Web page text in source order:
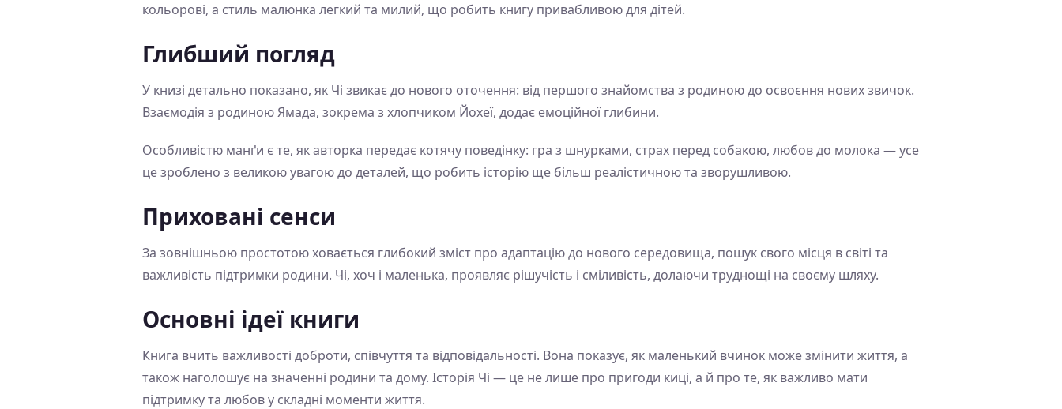
кольорові, а стиль малюнка легкий та милий, що робить книгу привабливою для дітей.
Глибший погляд
У книзі детально показано, як Чі звикає до нового оточення: від першого знайомства з родиною до освоєння нових звичок.
Взаємодія з родиною Ямада, зокрема з хлопчиком Йохеї, додає емоційної глибини.
Особливістю манґи є те, як авторка передає котячу поведінку: гра з шнурками, страх перед собакою, любов до молока — усе
це зроблено з великою увагою до деталей, що робить історію ще більш реалістичною та зворушливою.
Приховані сенси
За зовнішньою простотою ховається глибокий зміст про адаптацію до нового середовища, пошук свого місця в світі та
важливість підтримки родини. Чі, хоч і маленька, проявляє рішучість і сміливість, долаючи труднощі на своєму шляху.
Основні ідеї книги
Книга вчить важливості доброти, співчуття та відповідальності. Вона показує, як маленький вчинок може змінити життя, а
також наголошує на значенні родини та дому. Історія Чі — це не лише про пригоди киці, а й про те, як важливо мати
підтримку та любов у складні моменти життя.